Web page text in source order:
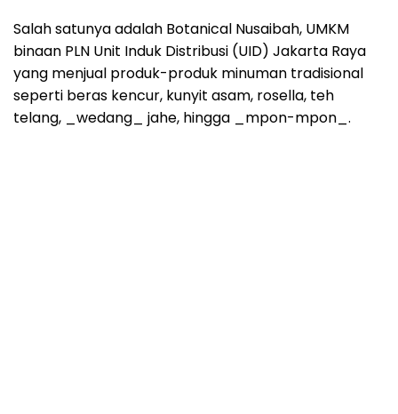
Salah satunya adalah Botanical Nusaibah, UMKM
binaan PLN Unit Induk Distribusi (UID) Jakarta Raya
yang menjual produk-produk minuman tradisional
seperti beras kencur, kunyit asam, rosella, teh
telang, _wedang_ jahe, hingga _mpon-mpon_.